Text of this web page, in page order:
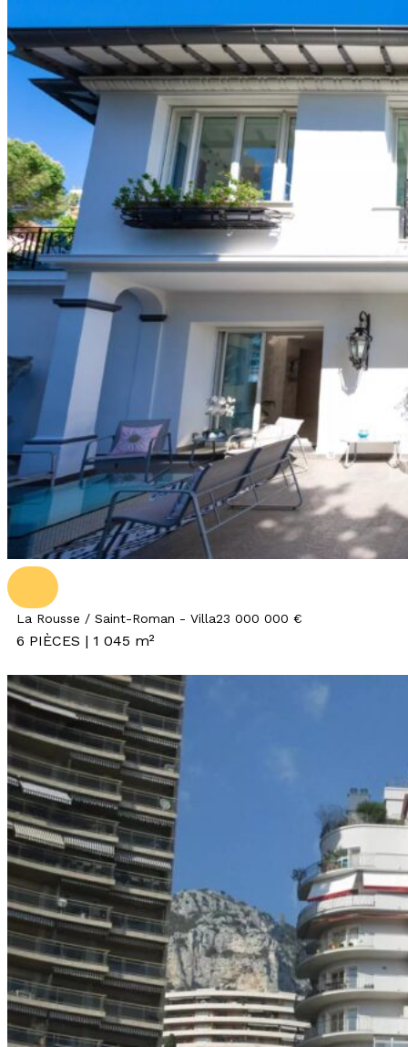
La Rousse / Saint-Roman - Villa23 000 000 €
6 PIÈCES | 1 045 m²